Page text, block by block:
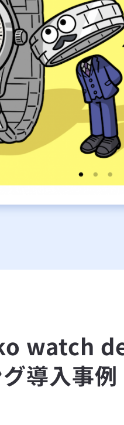
watch
導入事例